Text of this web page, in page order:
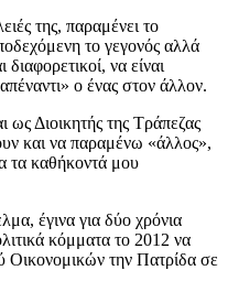
της, παραμένει το
το γεγονός αλλά
να είναι
ο ένας στον άλλον.
Διοικητής της Τράπεζας
και να παραμένω «άλλος»,
τα καθήκοντά μου
έγινα για δύο χρόνια
κόμματα το 2012 να
την Πατρίδα σε